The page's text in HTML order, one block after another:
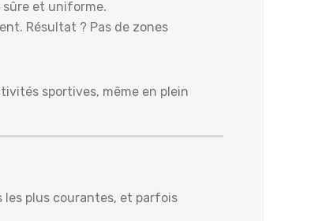
sûre et uniforme.
Résultat ? Pas de zones
sportives, même en plein
les plus courantes, et parfois